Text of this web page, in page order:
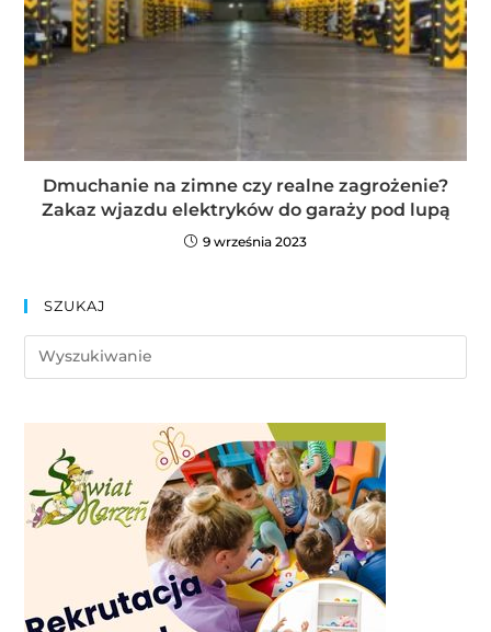
Dmuchanie na zimne czy realne zagrożenie?
Zakaz wjazdu elektryków do garaży pod lupą
9 września 2023
SZUKAJ